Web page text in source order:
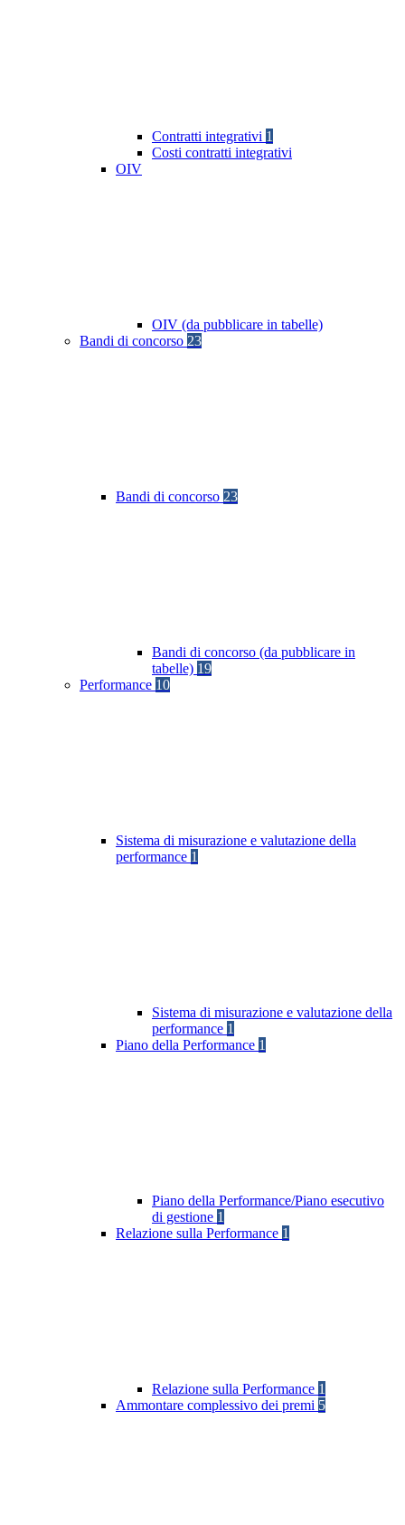
Contratti integrativi 1
Costi contratti integrativi
OIV
OIV (da pubblicare in tabelle)
Bandi di concorso 23
Bandi di concorso 23
Bandi di concorso (da pubblicare in
tabelle) 19
Performance 10
Sistema di misurazione e valutazione della
performance 1
Sistema di misurazione e valutazione della
performance 1
Piano della Performance 1
Piano della Performance/Piano esecutivo
di gestione 1
Relazione sulla Performance 1
Relazione sulla Performance 1
Ammontare complessivo dei premi 5